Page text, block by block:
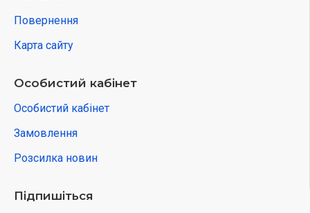
Повернення
Карта сайту
Особистий кабінет
Особистий кабінет
Замовлення
Розсилка новин
Підпишіться